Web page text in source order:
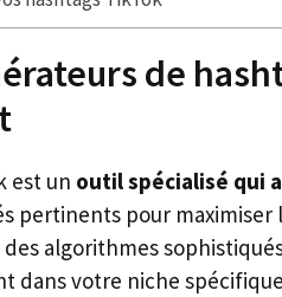
de
est un outil spécialisé qui
pertinents pour maximiser
algorithmes
dans votre niche